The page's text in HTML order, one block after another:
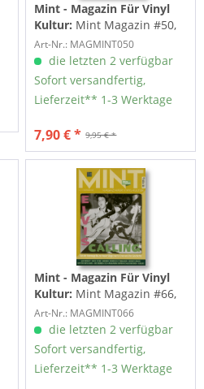
Mint - Magazin Für Vinyl
Kultur: Mint Magazin #50,
02/22
Art-Nr.: MAGMINT050
die letzten 2 verfügbar
Sofort versandfertig,
Lieferzeit** 1-3 Werktage
9,95 € *
7,90 € *
Mint - Magazin Für Vinyl
Kultur: Mint Magazin #66,
02/24
Art-Nr.: MAGMINT066
die letzten 2 verfügbar
Sofort versandfertig,
Lieferzeit** 1-3 Werktage